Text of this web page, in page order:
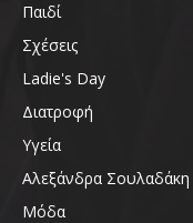
Παιδί
Σχέσεις
Ladie's Day
Διατροφή
Υγεία
Αλεξάνδρα Σουλαδάκη
Μόδα